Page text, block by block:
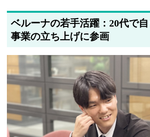
ベルーナの若手活躍：20代で
事業の立ち上げに参画